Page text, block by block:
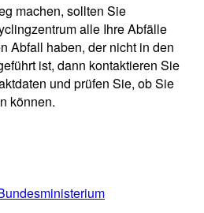
machen, sollten Sie
alle Ihre Abfälle
Abfall haben, der nicht in den
ist, dann kontaktieren Sie
und prüfen Sie, ob Sie
können.